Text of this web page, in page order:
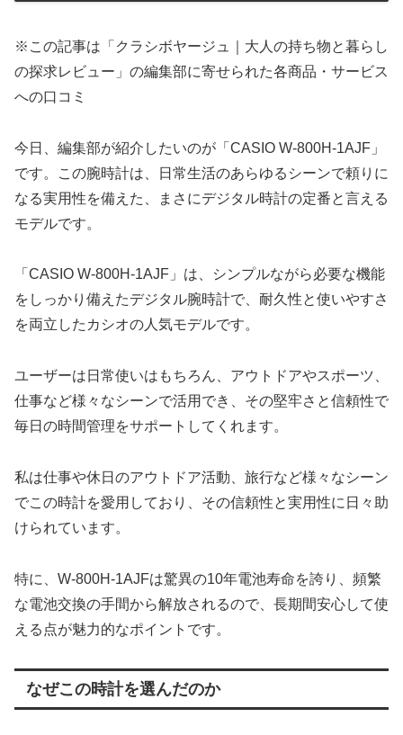
※この記事は「クラシボヤージュ｜大人の持ち物と暮らし
の探求レビュー」の編集部に寄せられた各商品・サービス
への口コミ
今日、編集部が紹介したいのが「CASIO W-800H-1AJF」
です。この腕時計は、日常生活のあらゆるシーンで頼りに
なる実用性を備えた、まさにデジタル時計の定番と言える
モデルです。
「CASIO W-800H-1AJF」は、シンプルながら必要な機能
をしっかり備えたデジタル腕時計で、耐久性と使いやすさ
を両立したカシオの人気モデルです。
ユーザーは日常使いはもちろん、アウトドアやスポーツ、
仕事など様々なシーンで活用でき、その堅牢さと信頼性で
毎日の時間管理をサポートしてくれます。
私は仕事や休日のアウトドア活動、旅行など様々なシーン
でこの時計を愛用しており、その信頼性と実用性に日々助
けられています。
特に、W-800H-1AJFは驚異の10年電池寿命を誇り、頻繁
な電池交換の手間から解放されるので、長期間安心して使
える点が魅力的なポイントです。
なぜこの時計を選んだのか